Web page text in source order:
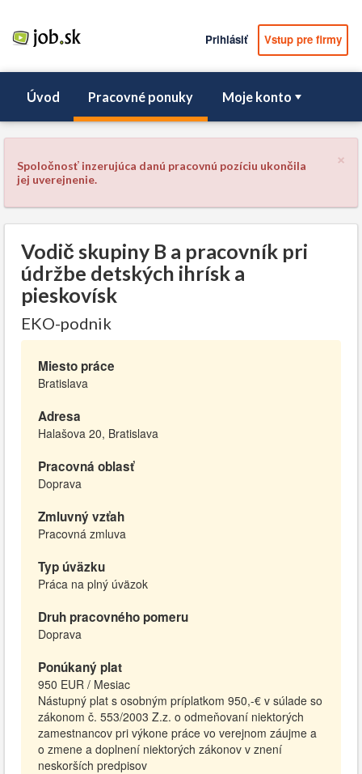
Prihlásiť Vstup pre firmy
Úvod Pracovné ponuky Moje konto
×
Spoločnosť inzerujúca danú pracovnú pozíciu ukončila
jej uverejnenie.
Vodič skupiny B a pracovník pri
údržbe detských ihrísk a
pieskovísk
EKO-podnik
Miesto práce
Bratislava
Adresa
Halašova 20, Bratislava
Pracovná oblasť
Doprava
Zmluvný vzťah
Pracovná zmluva
Typ úväzku
Práca na plný úväzok
Druh pracovného pomeru
Doprava
Ponúkaný plat
950 EUR / Mesiac
Nástupný plat s osobným príplatkom 950,-€ v súlade so
zákonom č. 553/2003 Z.z. o odmeňovaní niektorých
zamestnancov pri výkone práce vo verejnom záujme a
o zmene a doplnení niektorých zákonov v znení
neskorších predpisov